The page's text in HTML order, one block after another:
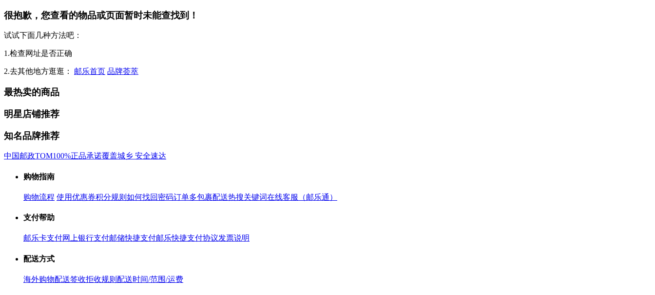
很抱歉，您查看的物品或页面暂时未能查找到！
试试下面几种方法吧：
1.检查网址是否正确
2.去其他地方逛逛： 邮乐首页 品牌荟萃
最热卖的商品
明星店铺推荐
知名品牌推荐
中国邮政TOM100%正品承诺覆盖城乡 安全速达
购物指南
购物流程 使用优惠券积分规则 如何找回密码订单多包裹配送热搜关键词在线客服（邮乐通）
支付帮助
邮乐卡支付网上银行支付邮储快捷支付邮乐快捷支付协议发票说明
配送方式
海外购物配送签收拒收规则 配送时间/范围/运费